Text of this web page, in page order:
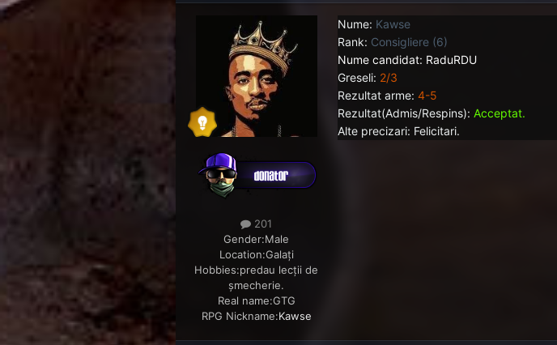
201
Gender:Male
Location:Galați
Hobbies:predau lecții de
șmecherie.
Real name:GTG
RPG Nickname:Kawse
Nume: Kawse
Rank: Consigliere (6)
Nume candidat: RaduRDU
Greseli: 2/3
Rezultat arme: 4-5
Rezultat(Admis/Respins): Acceptat.
Alte precizari: Felicitari.